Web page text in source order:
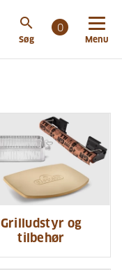
search
Søg
0
Menu
Grilludstyr og
tilbehør